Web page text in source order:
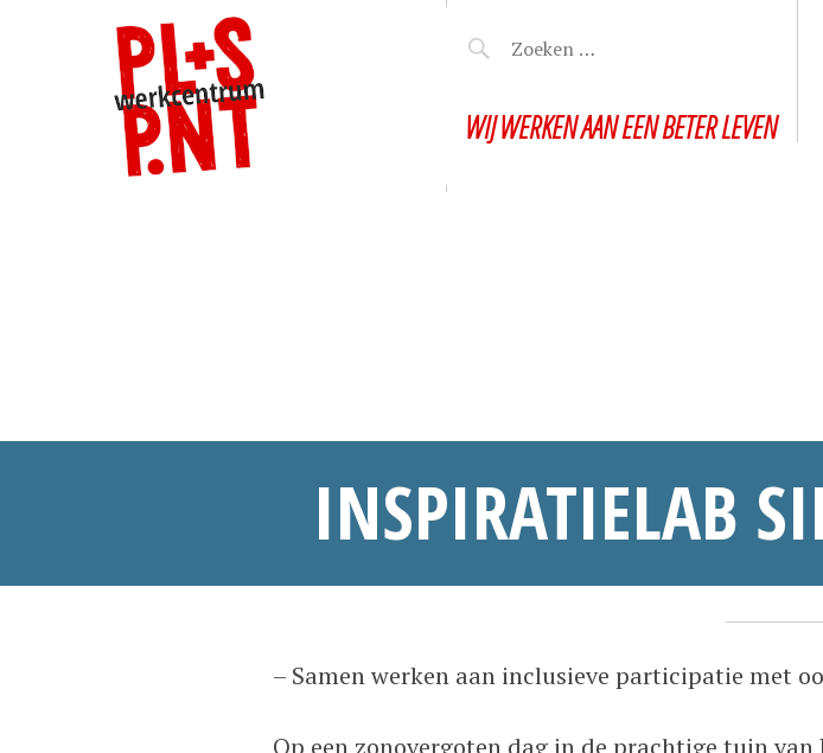
WIJ WERKEN AAN EEN BETER LEVEN
INSPIRATIELAB
u
i
d
i
– Samen werken aan inclusieve participatie met
Op een zonovergoten dag in de prachtige tuin